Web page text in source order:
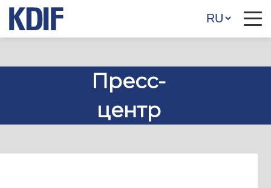
Пресс-
центр